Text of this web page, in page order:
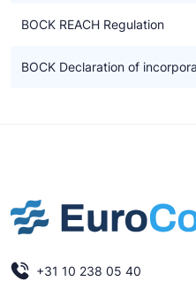
• CO2 applicaties vragen om
controle
• Het is nog geen algemene
F-gassen
BOCK REACH Regulation
BOCK Declaration of
+31 10 238 05 40